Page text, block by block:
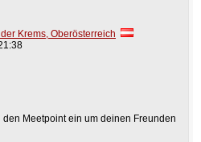
Krems, Oberösterreich
Meetpoint ein um deinen Freunden